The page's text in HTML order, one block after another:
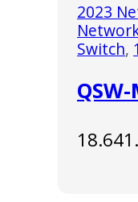
2023
Switch,